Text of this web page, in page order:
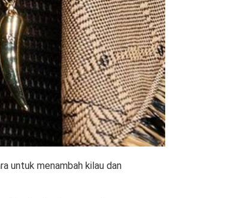
untuk menambah kilau dan